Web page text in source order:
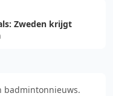
Zweden krijgt
badmintonnieuws.